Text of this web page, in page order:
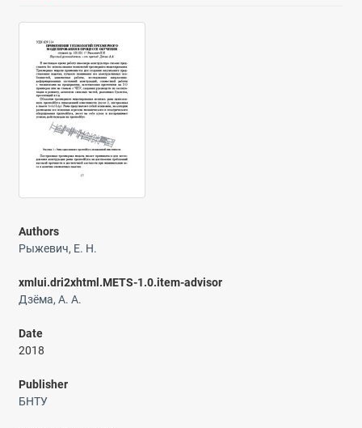
Authors
Рыжевич, Е. Н.
xmlui.dri2xhtml.METS-1.0.item-advisor
Дзёма, А. А.
Date
2018
Publisher
БНТУ